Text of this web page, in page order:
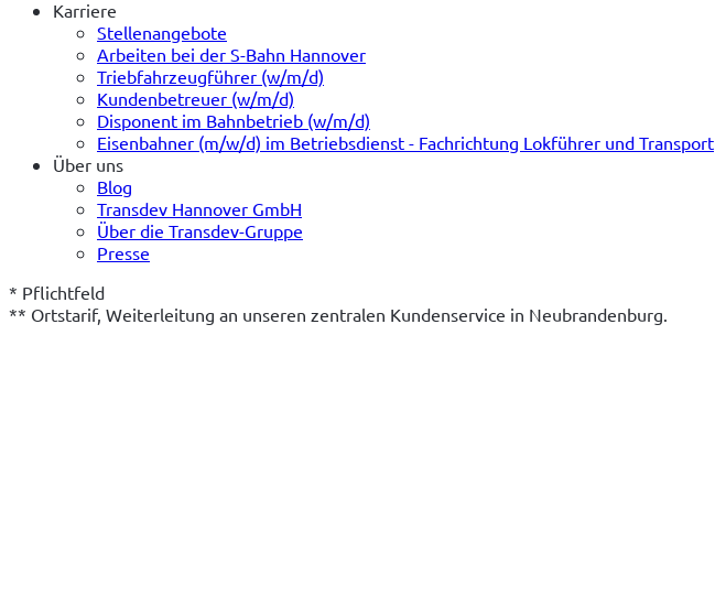
Karriere
Stellenangebote
Arbeiten bei der S-Bahn Hannover
Triebfahrzeugführer (w/m/d)
Kundenbetreuer (w/m/d)
Disponent im Bahnbetrieb (w/m/d)
Eisenbahner (m/w/d) im Betriebsdienst - Fachrichtung Lokführer und Transport
Über uns
Blog
Transdev Hannover GmbH
Über die Transdev-Gruppe
Presse
* Pflichtfeld
** Ortstarif, Weiterleitung an unseren zentralen Kundenservice in Neubrandenburg.